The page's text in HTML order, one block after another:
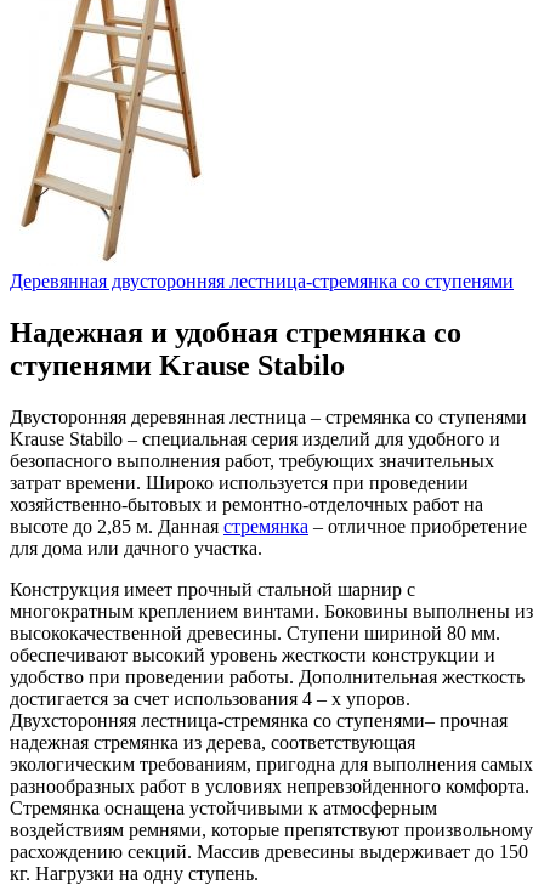
Деревянная двусторонняя лестница-стремянка со ступенями
Надежная и удобная стремянка со
ступенями Krause Stabilo
Двусторонняя деревянная лестница – стремянка со ступенями
Krause Stabilo – специальная серия изделий для удобного и
безопасного выполнения работ, требующих значительных
затрат времени. Широко используется при проведении
хозяйственно-бытовых и ремонтно-отделочных работ на
высоте до 2,85 м. Данная стремянка – отличное приобретение
для дома или дачного участка.
Конструкция имеет прочный стальной шарнир с
многократным креплением винтами. Боковины выполнены из
высококачественной древесины. Ступени шириной 80 мм.
обеспечивают высокий уровень жесткости конструкции и
удобство при проведении работы. Дополнительная жесткость
достигается за счет использования 4 – х упоров.
Двухсторонняя лестница-стремянка со ступенями– прочная
надежная стремянка из дерева, соответствующая
экологическим требованиям, пригодна для выполнения самых
разнообразных работ в условиях непревзойденного комфорта.
Стремянка оснащена устойчивыми к атмосферным
воздействиям ремнями, которые препятствуют произвольному
расхождению секций. Массив древесины выдерживает до 150
кг. Нагрузки на одну ступень.